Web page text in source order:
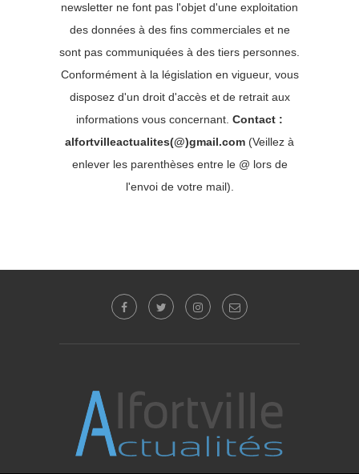
newsletter ne font pas l'objet d'une exploitation
des données à des fins commerciales et ne
sont pas communiquées à des tiers personnes.
Conformément à la législation en vigueur, vous
disposez d'un droit d'accès et de retrait aux
informations vous concernant. Contact :
alfortvilleactualites(@)gmail.com (Veillez à
enlever les parenthèses entre le @ lors de
l'envoi de votre mail).